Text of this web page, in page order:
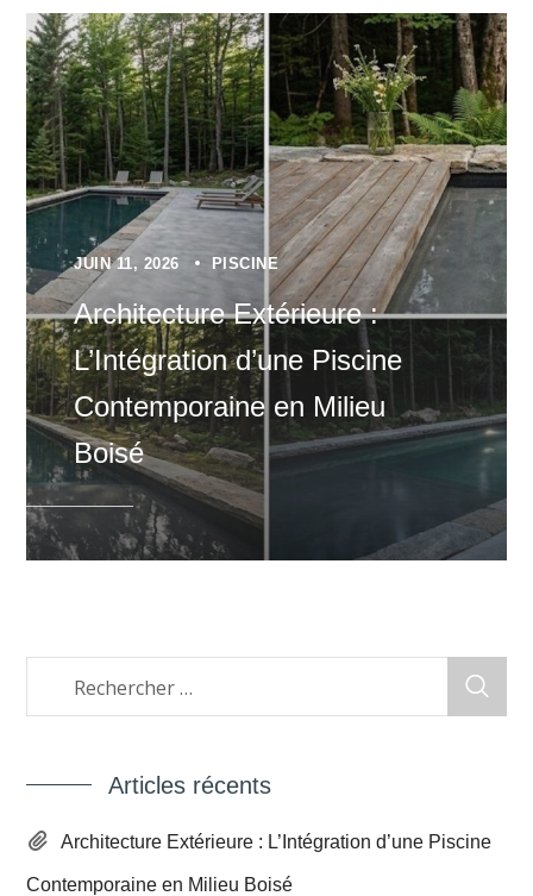
JUIN 11, 2026 PISCINE
Architecture Extérieure :
L’Intégration d’une Piscine
Contemporaine en Milieu
Boisé
Articles récents
Architecture Extérieure : L’Intégration d’une Piscine
Contemporaine en Milieu Boisé